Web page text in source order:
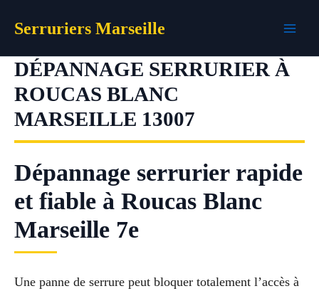
Serruriers Marseille
DÉPANNAGE SERRURIER À
ROUCAS BLANC
MARSEILLE 13007
Dépannage serrurier rapide
et fiable à Roucas Blanc
Marseille 7e
Une panne de serrure peut bloquer totalement l’accès à